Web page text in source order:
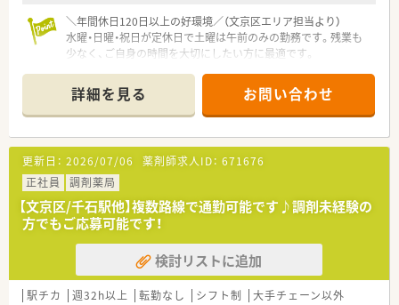
＼年間休日120日以上の好環境／（文京区エリア担当より）
水曜・日曜・祝日が定休日で土曜は午前のみの勤務です。残業も
少なく、ご自身の時間を大切にしたい方に最適です。
【店舗情報と応需状況について】
■東京メトロ有楽町線「江戸川橋駅」から徒歩わずか1分と通勤
に至便です。
■応需科目は耳鼻科と婦人科が中心で、専門知識を深めたい方に
最適です。
■1日の処方箋は約80枚で、薬剤師2名と事務員1名でゆとりをも
って対応します。
【法人特徴について】
■経営者が薬剤師のため、現場で働くスタッフの声を何よりも大
切にしています。
■「親しみやすい調剤薬局」をコンセプトに、地域医療への貢献
を目指しています。
詳細を見る お問い合わせ
更新日： 2026/07/06 薬剤師求人ID： 671676
正社員
調剤薬局
【文京区/千石駅他】複数路線で通勤可能です♪調剤未経験の
方でもご応募可能です！
検討リストに追加
駅チカ 週32h以上 転勤なし シフト制 大手チェーン以外